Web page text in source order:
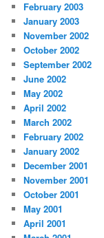
February 2003
January 2003
November 2002
October 2002
September 2002
June 2002
May 2002
April 2002
March 2002
February 2002
January 2002
December 2001
November 2001
October 2001
May 2001
April 2001